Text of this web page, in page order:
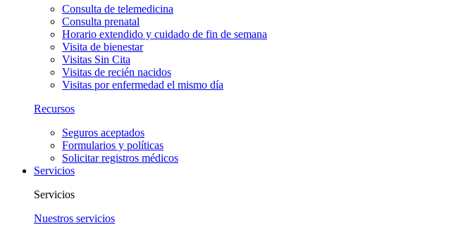
Consulta de telemedicina
Consulta prenatal
Horario extendido y cuidado de fin de semana
Visita de bienestar
Visitas Sin Cita
Visitas de recién nacidos
Visitas por enfermedad el mismo día
Recursos
Seguros aceptados
Formularios y políticas
Solicitar registros médicos
Servicios
Servicios
Nuestros servicios